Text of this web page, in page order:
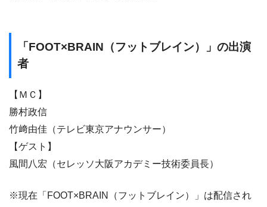
「FOOT×BRAIN（フットブレイン）」の出演
者
【ＭＣ】
勝村政信
竹﨑由佳（テレビ東京アナウンサー）
【ゲスト】
風間八宏（セレッソ大阪アカデミー技術委員長）
※現在「FOOT×BRAIN（フットブレイン）」は配信され